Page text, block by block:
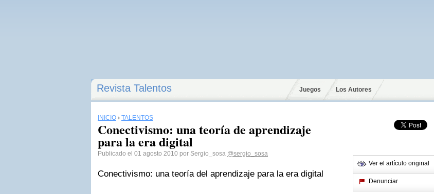
Revista Talentos Juegos Los Autores
INICIO › TALENTOS
Conectivismo: una teoría de aprendizaje
para la era digital
Publicado el 01 agosto 2010 por Sergio_sosa @sergio_sosa
Conectivismo: una teoría del aprendizaje para la era digital
Ver el artículo original
Denunciar